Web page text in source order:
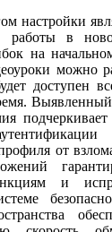
настройки
работы в
на
можно
доступен
от
и